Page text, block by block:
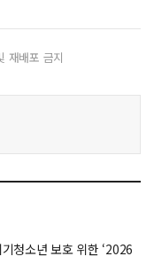
재배포 금지
청소년 보호 위한 ‘2026